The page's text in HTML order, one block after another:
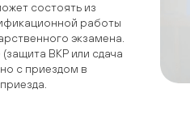
состоять из
работы
экзамена.
ВКР или сдача
с приездом в